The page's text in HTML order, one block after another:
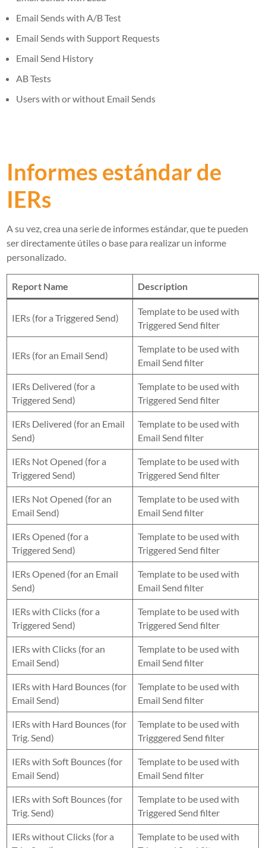
Email Sends with A/B Test
Email Sends with Support Requests
Email Send History
AB Tests
Users with or without Email Sends
Informes estándar de
IERs
A su vez, crea una serie de informes estándar, que te pueden
ser directamente útiles o base para realizar un informe
personalizado.
Report Name Description
IERs (for a Triggered Send)
Template to be used with
Triggered Send filter
IERs (for an Email Send)
Template to be used with
Email Send filter
IERs Delivered (for a
Triggered Send)
Template to be used with
Triggered Send filter
IERs Delivered (for an Email
Send)
Template to be used with
Email Send filter
IERs Not Opened (for a
Triggered Send)
Template to be used with
Triggered Send filter
IERs Not Opened (for an
Email Send)
Template to be used with
Email Send filter
IERs Opened (for a
Triggered Send)
Template to be used with
Triggered Send filter
IERs Opened (for an Email
Send)
Template to be used with
Email Send filter
IERs with Clicks (for a
Triggered Send)
Template to be used with
Triggered Send filter
IERs with Clicks (for an
Email Send)
Template to be used with
Email Send filter
IERs with Hard Bounces (for
Email Send)
Template to be used with
Email Send filter
IERs with Hard Bounces (for
Trig. Send)
Template to be used with
Trigggered Send filter
IERs with Soft Bounces (for
Email Send)
Template to be used with
Email Send filter
IERs with Soft Bounces (for
Trig. Send)
Template to be used with
Triggered Send filter
IERs without Clicks (for a
Template to be used with